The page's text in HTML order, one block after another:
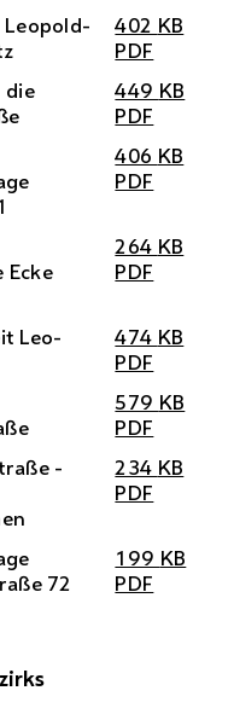
402 KB
PDF
die
449 KB
PDF
406 KB
PDF
Ecke
264 KB
PDF
Leo-
474 KB
PDF
579 KB
PDF
-
234 KB
PDF
72
199 KB
PDF